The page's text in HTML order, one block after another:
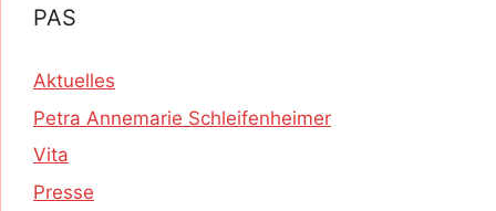
PAS
Aktuelles
Petra Annemarie Schleifenheimer
Vita
Presse